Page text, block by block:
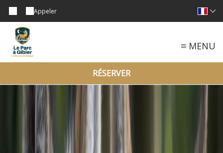
Appeler
MENU
RÉSERVER